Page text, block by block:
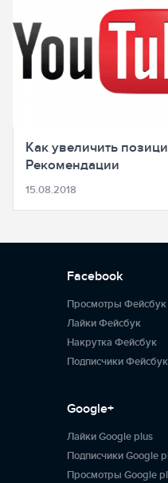
Как увеличить
Рекомендации
15.08.2018
Facebook
Просмотры Фейсбук
Лайки Фейсбук
Накрутка Фейсбук
Подписчики Фейсбук
Google+
Лайки Google plus
Подписчики Google
Просмотры Google